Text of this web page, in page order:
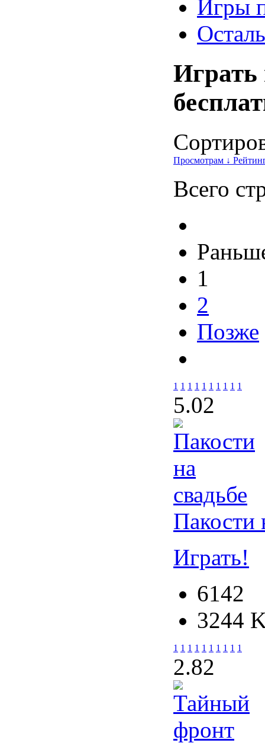
Игры
Просмотрам ↓
Всего
1
2
Позже
1 1 1 1 1 1 1 1 1 1
5.02
Пакости
Играть!
6142
3244
1 1 1 1 1 1 1 1 1 1
2.82